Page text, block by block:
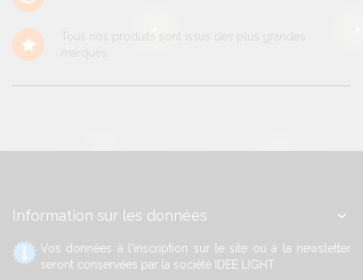
Tous nos produits sont issus des plus grandes
marques.
Information sur les données
Vos données à l'inscription sur le site ou à la newsletter
seront conservées par la société IDEE LIGHT